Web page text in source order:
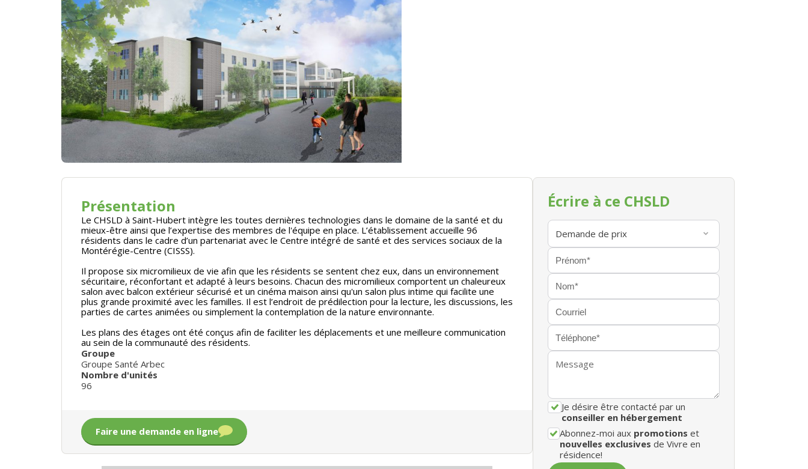
Présentation
Le CHSLD à Saint-Hubert intègre les toutes dernières technologies dans le domaine de la santé et du
mieux-être ainsi que l’expertise des membres de l'équipe en place. L’établissement accueille 96
résidents dans le cadre d’un partenariat avec le Centre intégré de santé et des services sociaux de la
Montérégie-Centre (CISSS).
Il propose six micromilieux de vie afin que les résidents se sentent chez eux, dans un environnement
sécuritaire, réconfortant et adapté à leurs besoins. Chacun des micromilieux comportent un chaleureux
salon avec balcon extérieur sécurisé et un cinéma maison ainsi qu'un salon plus intime qui facilite une
plus grande proximité avec les familles. Il est l’endroit de prédilection pour la lecture, les discussions, les
parties de cartes animées ou simplement la contemplation de la nature environnante.
Les plans des étages ont été conçus afin de faciliter les déplacements et une meilleure communication
au sein de la communauté des résidents.
Groupe
Groupe Santé Arbec
Nombre d'unités
96
Faire une demande en ligne
Écrire à ce CHSLD
Je désire être contacté par un
conseiller en hébergement
Abonnez-moi aux promotions et
nouvelles exclusives de Vivre en
résidence!